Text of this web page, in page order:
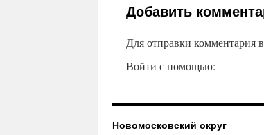
Добавить
Для отправки комментария
Войти с помощью:
Новомосковский округ